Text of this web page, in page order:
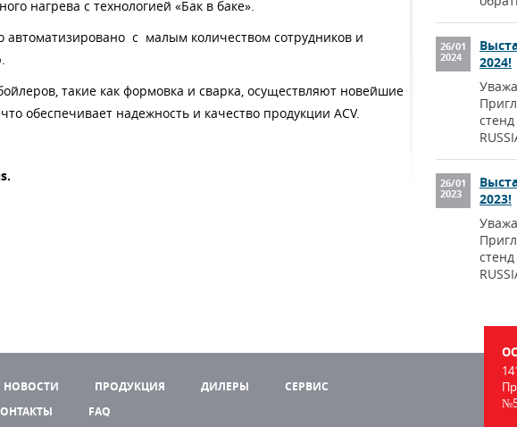
нагрева с технологией «Бак в баке».
автоматизировано с малым количеством сотрудников и
такие как формовка и сварка, осуществляют новейшие
обеспечивает надежность и качество продукции ACV.
26/01
2024
2024!
стенд
26/01
2023
2023!
стенд
НОВОСТИ ПРОДУКЦИЯ ДИЛЕРЫ
СЕРВИС
FAQ